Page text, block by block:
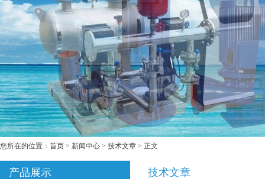
您所在的位置： 首页 > 新闻中心 > 技术文章 > 正文
产品展示 技术文章